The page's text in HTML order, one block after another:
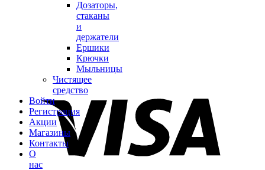
Дозаторы,
стаканы
и
держатели
Ершики
Крючки
Мыльницы
Чистящее
средство
Войти
Регистрация
Акции
Магазины
Контакты
О
нас